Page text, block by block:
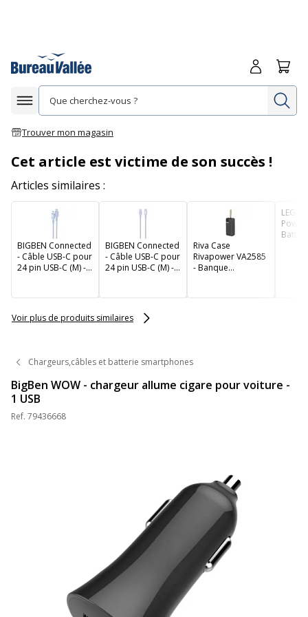
Afficher la navigation
Trouver mon magasin
Me
Cet article est victime de son succès !
Articles similaires :
BIGBEN Connected
- Câble USB-C pour
24 pin USB-C (M) -
BIGBEN Connected
- Câble USB-C pour
24 pin USB-C (M) -
Riva Case
Rivapower VA2585
- Banque
Voir plus de produits similaires
Chargeurs,câbles et batterie smartphones
BigBen WOW - chargeur allume cigare pour voiture -
1 USB
Ref. 79436668